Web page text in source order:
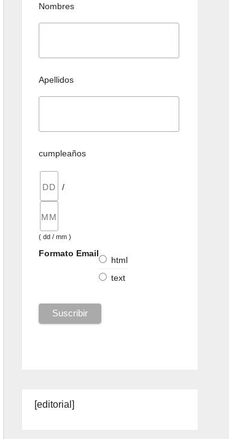
Nombres
Apellidos
cumpleaños
/
( dd / mm )
Formato Email
html
text
[editorial]